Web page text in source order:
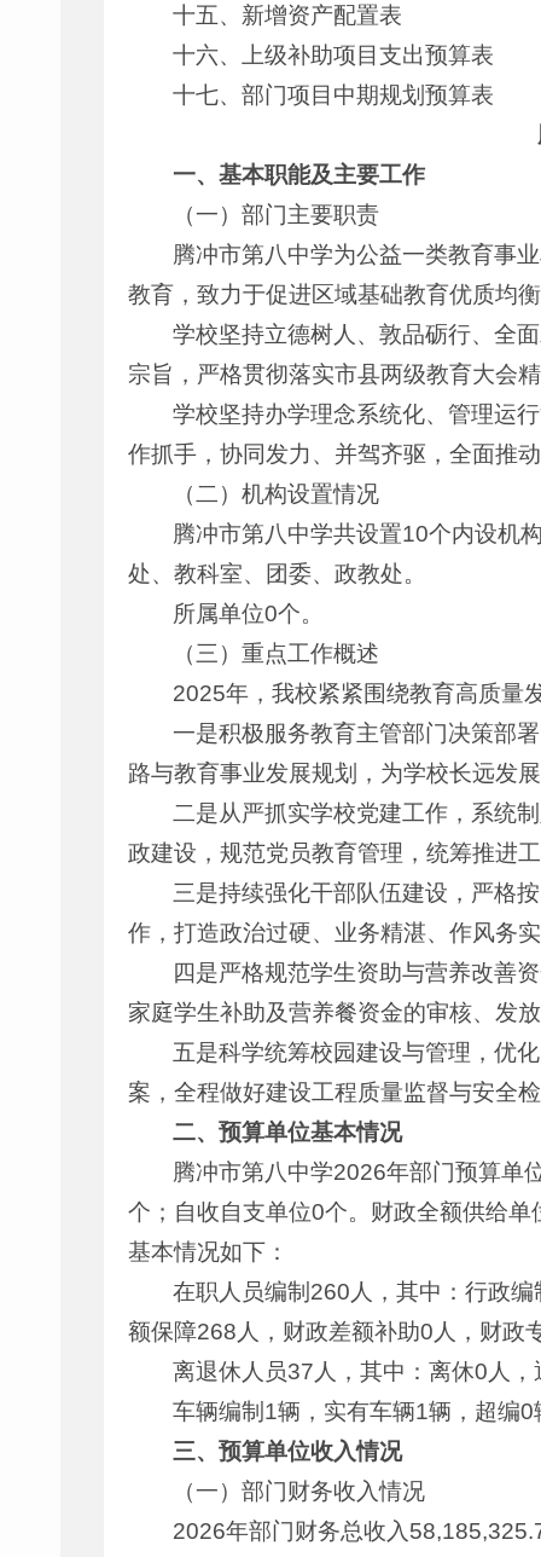
十五、新增资产配置表
十六、上级补助项目支出预算表
十七、部门项目中期规划预算表
一、基本职能及主要工作
（一）部门主要职责
腾冲市第八中学为公益一类教育事
教育，致力于促进区域基础教育优质均
学校坚持立德树人、敦品砺行、全
宗旨，严格贯彻落实市县两级教育大会
学校坚持办学理念系统化、管理运
作抓手，协同发力、并驾齐驱，全面推
（二）机构设置情况
腾冲市第八中学共设置10个内设机
处、教科室、团委、政教处。
所属单位0个。
（三）重点工作概述
2025年，我校紧紧围绕教育高质量
一是积极服务教育主管部门决策部
路与教育事业发展规划，为学校长远发
二是从严抓实学校党建工作，系统
政建设，规范党员教育管理，统筹推进
三是持续强化干部队伍建设，严格
作，打造政治过硬、业务精湛、作风务
四是严格规范学生资助与营养改善
家庭学生补助及营养餐资金的审核、发
五是科学统筹校园建设与管理，优
案，全程做好建设工程质量监督与安全
二、预算单位基本情况
腾冲市第八中学2026年部门预算单
个；自收自支单位0个。财政全额供给
基本情况如下：
在职人员编制260人，其中：行政
额保障268人，财政差额补助0人，财政
离退休人员37人，其中：离休0人
车辆编制1辆，实有车辆1辆，超编0
三、预算单位收入情况
（一）部门财务收入情况
2026年部门财务总收入